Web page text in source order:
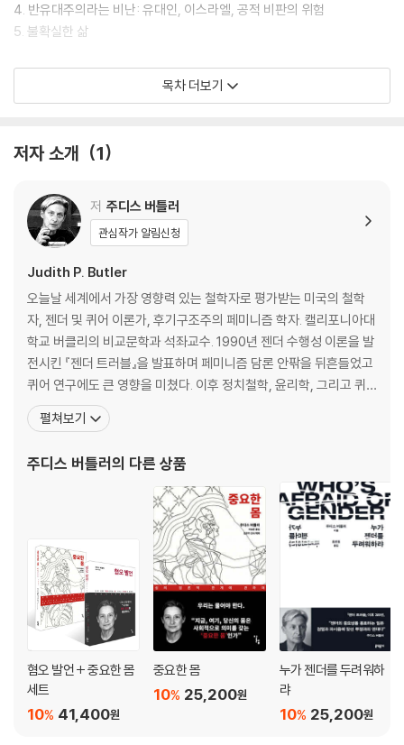
4. 반유대주의라는 비난: 유대인, 이스라엘, 공적 비판의 위험
5. 불확실한 삶
역자후기
목차 더보기
저자 소개 1
저 주디스 버틀러
관심작가 알림신청
Judith P. Butler
오늘날 세계에서 가장 영향력 있는 철학자로 평가받는 미국의 철학
자, 젠더 및 퀴어 이론가, 후기구조주의 페미니즘 학자. 캘리포니아대
학교 버클리의 비교문학과 석좌교수. 1990년 젠더 수행성 이론을 발
전시킨 『젠더 트러블』을 발표하며 페미니즘 담론 안팎을 뒤흔들었고
퀴어 연구에도 큰 영향을 미쳤다. 이후 정치철학, 윤리학, 그리고 퀴
어 이론의 성과들을 바탕으로 인간으로서의 삶의 가능성과 공동체의
윤리적 관계성을 모색해왔다. 버틀러는 그녀의 저서 『젠더 트러블: 페
한계에 관하여』로 잘 알려져 있다. 여기서 그녀는
펼쳐보기
주디스 버틀러의 다른 상품
혐오 발언 + 중요한 몸
세트
41,400원
10%
중요한 몸
25,200원
10%
누가 젠더를 두려워하
랴
25,200원
10%